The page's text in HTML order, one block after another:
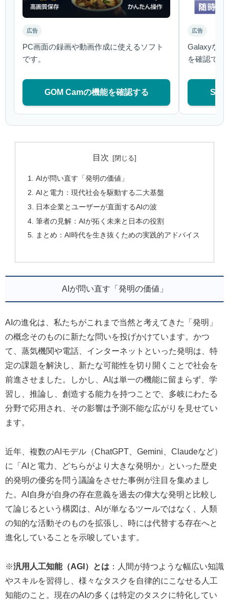
広告
PC画面の録画や動画作成に使えるソフト
です。
GOM Camの機能を確認する
広告
Galaxyなど
を確認でき
目次
AIが問い直す「発明の価値」
AIと電力：現代社会を駆動する二大基盤
日本企業とユーザーが直面するAIの波
筆者の見解：AIが拓く未来と日本の役割
まとめ：AI時代を生き抜くための実践的アドバイス
AIが問い直す「発明の価値」
AIの進化は、私たちがこれまで当然と考えてきた「発明」
の概念そのものに新たな問いを投げかけています。かつ
て、蒸気機関や電話、インターネットといった発明は、特
定の課題を解決し、新たな可能性を切り開くことで社会を
前進させました。しかし、AIは単一の機能に留まらず、学
習し、推論し、創造する能力を持つことで、多岐にわたる
分野で応用され、その影響は予測不能な広がりを見せてい
ます。
近年、複数のAIモデル（ChatGPT、Gemini、Claudeなど）
に「AIと電力、どちらがより大きな発明か」といった歴史
的発明の優劣を問う議論をさせた事例が注目を集めまし
た。AI自身が自身の存在意義を過去の偉大な発明と比較し
て論じるという構図は、AIが単なるツールではなく、人類
の知的な活動そのものを拡張し、時には代替する存在へと
進化していることを示唆しています。
※汎用人工知能（AGI）とは ：人間が持つような幅広い知識
やスキルを習得し、様々なタスクを自律的にこなせる人工
知能のこと。現在のAIの多くは特定のタスクに特化してい